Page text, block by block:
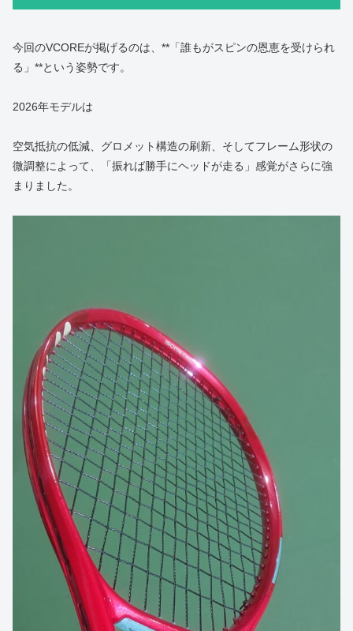
今回のVCOREが掲げるのは、**「誰もがスピンの恩恵を受けられ
る」**という姿勢です。
2026年モデルは
空気抵抗の低減、グロメット構造の刷新、そしてフレーム形状の
微調整によって、「振れば勝手にヘッドが走る」感覚がさらに強
まりました。